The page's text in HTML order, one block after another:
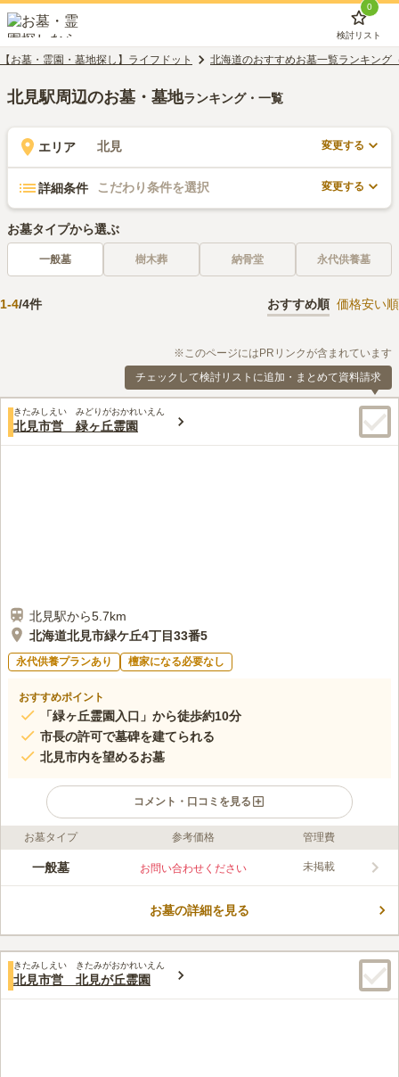
0
検討リスト
【お墓・霊園・墓地探し】ライフドット 北海道のおすすめお墓一覧ランキング
北見駅周辺のお墓・墓地ランキング・一覧
エリア 北見 変更する
詳細条件 こだわり条件を選択 変更する
お墓タイプから選ぶ
一般墓 樹木葬 納骨堂 永代供養墓
1-4/4件 おすすめ順 価格安い順
※このページにはPRリンクが含まれています
チェックして検討リストに追加・まとめて資料請求
きたみしえい みどりがおかれいえん
北見市営 緑ヶ丘霊園
北見駅から5.7km
北海道北見市緑ケ丘4丁目33番5
永代供養プランあり 檀家になる必要なし
おすすめポイント
「緑ヶ丘霊園入口」から徒歩約10分
市長の許可で墓碑を建てられる
北見市内を望めるお墓
コメント・口コミを見る
ライフドット編集部のコメント
北見市内を望むことができる市営墓地です。 斜面に建てられて
ができます。 斜面ではありますが階段ではなく緩い坂なので歩
口コミ評価
みんなの評価
4.5
50代男性
近くには無いですが、市内中心部からとの真ん中くらいにスーパ
お墓タイプ 参考価格 管理費
一般墓 お問い合わせください 未掲載
お墓の詳細を見る
きたみしえい きたみがおかれいえん
北見市営 北見が丘霊園